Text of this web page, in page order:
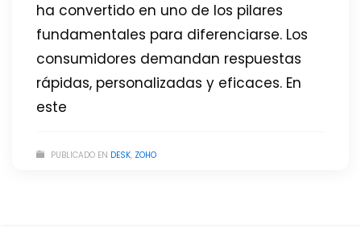
ha convertido en uno de los pilares
fundamentales para diferenciarse. Los
consumidores demandan respuestas
rápidas, personalizadas y eficaces. En
este
PUBLICADO EN DESK, ZOHO